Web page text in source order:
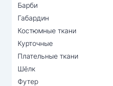
Барби
Габардин
Костюмные ткани
Курточные
Плательные ткани
Шёлк
Футер